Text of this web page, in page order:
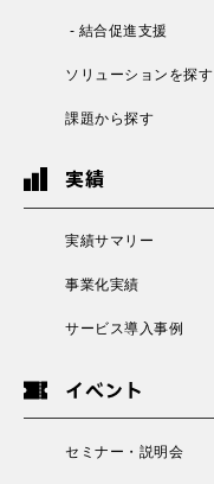
- 結合促進支援
ソリューションを探す
課題から探す
実績
実績サマリー
事業化実績
サービス導入事例
イベント
セミナー・説明会